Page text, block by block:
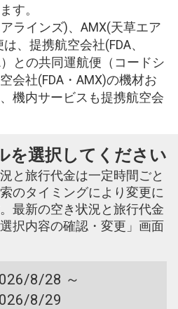
す。
ラインズ)、AMX(天草エア
、提携航空会社(FDA、
との共同運航便（コードシ
会社(FDA・AMX)の機材お
機内サービスも提携航空会
を選択してください
と旅行代金は一定時間ごと
のタイミングにより変更に
最新の空き状況と旅行代金
択内容の確認・変更」画面
8/28 ～
8/29